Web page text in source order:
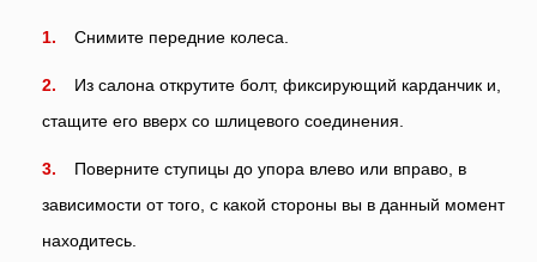
Снимите передние колеса.
Из салона открутите болт, фиксирующий карданчик и,
стащите его вверх со шлицевого соединения.
Поверните ступицы до упора влево или вправо, в
зависимости от того, с какой стороны вы в данный момент
находитесь.